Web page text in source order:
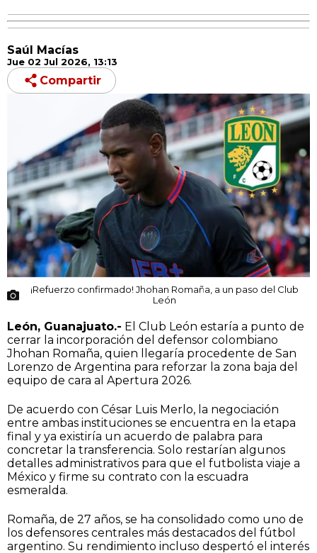
Saúl Macías
Jue 02 Jul 2026, 13:13
Compartir
¡Refuerzo confirmado! Jhohan Romaña, a un paso del Club
León
León, Guanajuato.- El Club León estaría a punto de
cerrar la incorporación del defensor colombiano
Jhohan Romaña, quien llegaría procedente de San
Lorenzo de Argentina para reforzar la zona baja del
equipo de cara al Apertura 2026.
De acuerdo con César Luis Merlo, la negociación
entre ambas instituciones se encuentra en la etapa
final y ya existiría un acuerdo de palabra para
concretar la transferencia. Solo restarían algunos
detalles administrativos para que el futbolista viaje a
México y firme su contrato con la escuadra
esmeralda.
Romaña, de 27 años, se ha consolidado como uno de
los defensores centrales más destacados del fútbol
argentino. Su rendimiento incluso despertó el interés